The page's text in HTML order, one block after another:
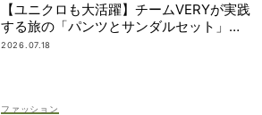
【ユニクロも大活躍】チームVERYが実践
する旅の「パンツとサンダルセット」最
適プラン
2026.07.18
ファッション